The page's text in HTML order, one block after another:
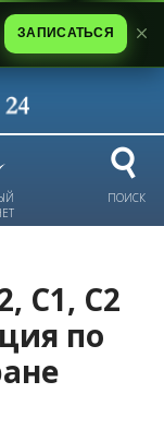
ПОИСК
С1, С2
по
ЗАПИСАТЬСЯ